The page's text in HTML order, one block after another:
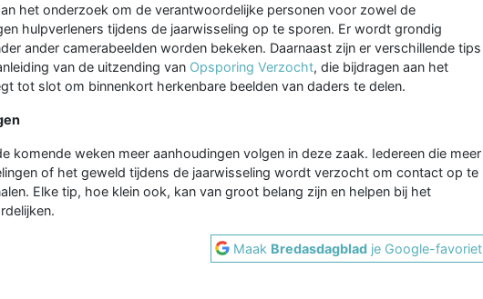
het onderzoek om de verantwoordelijke personen voor zowel de
hulpverleners tijdens de jaarwisseling op te sporen. Er wordt grondig
ander camerabeelden worden bekeken. Daarnaast zijn er verschillende tips
van de uitzending van Opsporing Verzocht, die bijdragen aan het
tot slot om binnenkort herkenbare beelden van daders te delen.
komende weken meer aanhoudingen volgen in deze zaak. Iedereen die meer
of het geweld tijdens de jaarwisseling wordt verzocht om contact op te
Elke tip, hoe klein ook, kan van groot belang zijn en helpen bij het
Maak Bredasdagblad je Google-favoriet